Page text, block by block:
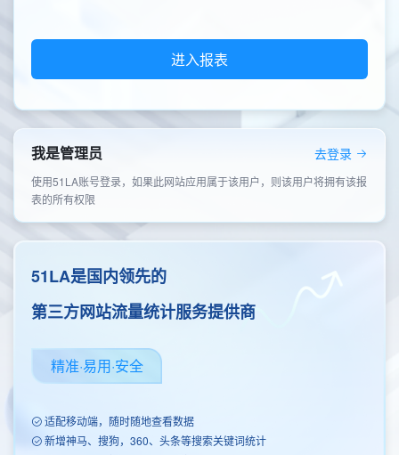
51LA是国内领先的
第三方网站流量统计服务提供商
精准·易用·安全
适配移动端，随时随地查看数据
新增神马、搜狗，360、头条等搜索关键词统计
我是管理员 去登录
使用51LA账号登录，如果此网站应用属于该用户，则该用户将拥有该报
表的所有权限
进入报表